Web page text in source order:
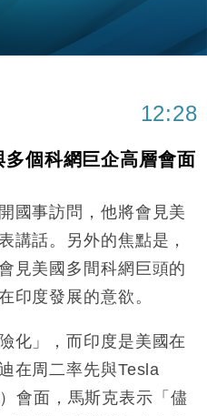
億美元 支援Anthropic租用
升級會員制度 增鉑金卡級別鎖
升14個月 珠寶鐘錶銷售升勢
億美元回購 派息比率目標維持
出手 斥4億美元押注未上市公
全球智慧倉儲市場 加快海外
2300萬元 斥21億翻新香港及
高球場活動前 男子攜槍彈被捕
12:28
個科網巨企高層會面
國事訪問，他將會見美
講話。另外的焦點是，
見美國多間科網巨頭的
印度發展的意欲。
化」，而印度是美國在
在周二率先與Tesla
會面，馬斯克表示「儘